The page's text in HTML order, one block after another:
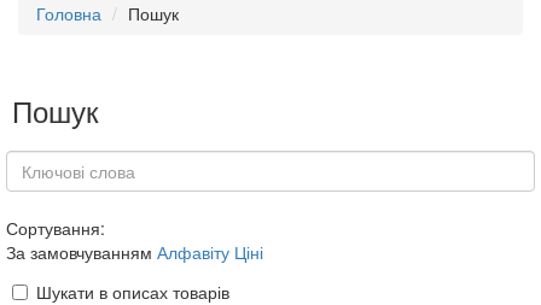
Головна Пошук
Пошук
Сортування:
За замовчуванням Алфавіту Ціні
Шукати в описах товарів